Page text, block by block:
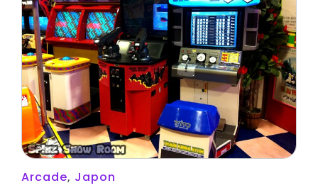
Arcade, Japon